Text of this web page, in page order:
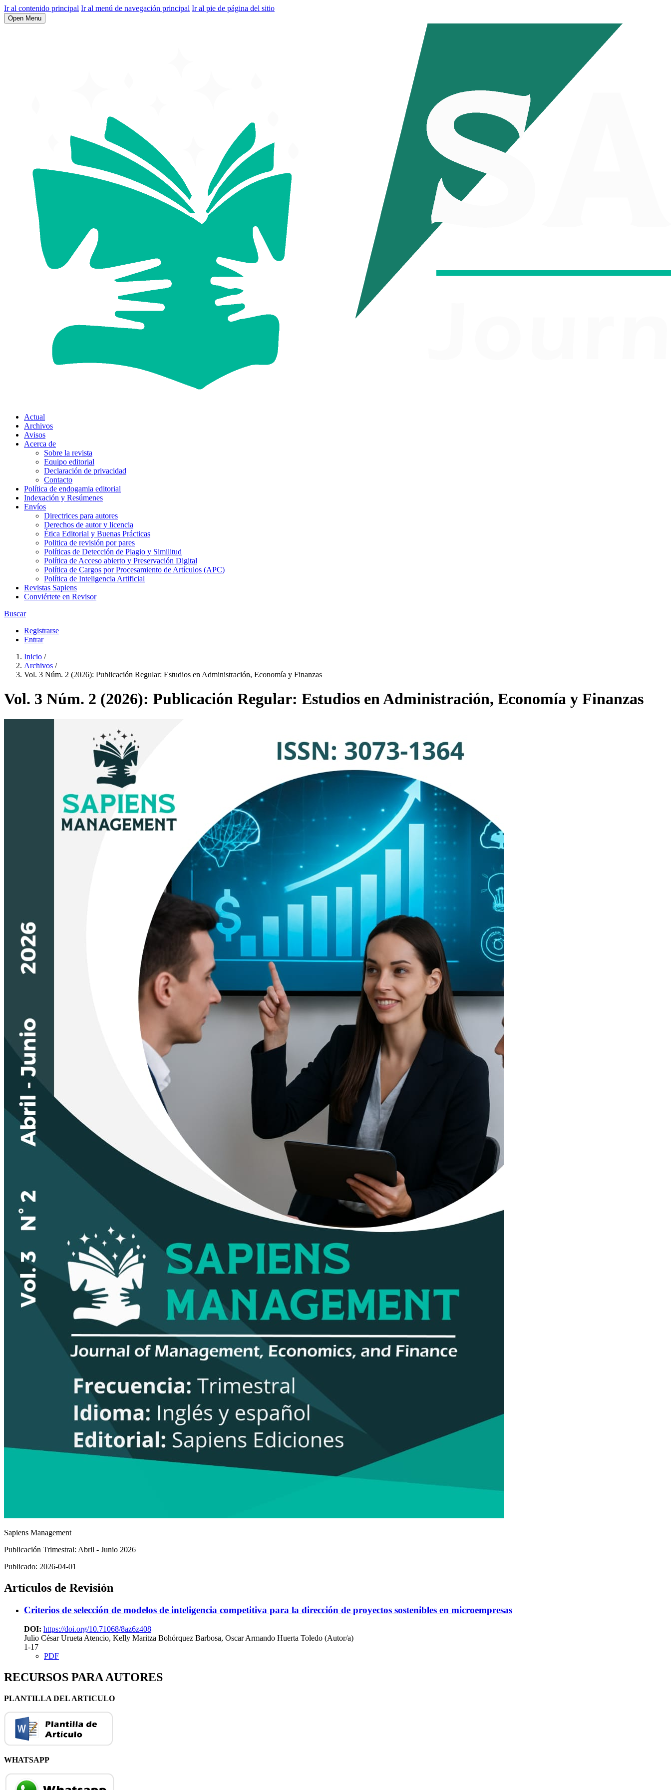
Ir al contenido principal Ir al menú de navegación principal Ir al pie de página del sitio
Open Menu
Actual
Archivos
Avisos
Acerca de
Sobre la revista
Equipo editorial
Declaración de privacidad
Contacto
Política de endogamia editorial
Indexación y Resúmenes
Envíos
Directrices para autores
Derechos de autor y licencia
Ética Editorial y Buenas Prácticas
Politica de revisión por pares
Políticas de Detección de Plagio y Similitud
Política de Acceso abierto y Preservación Digital
Política de Cargos por Procesamiento de Artículos (APC)
Política de Inteligencia Artificial
Revistas Sapiens
Conviértete en Revisor
Buscar
Registrarse
Entrar
Inicio /
Archivos /
Vol. 3 Núm. 2 (2026): Publicación Regular: Estudios en Administración, Economía y Finanzas
Vol. 3 Núm. 2 (2026): Publicación Regular: Estudios en Administración, Economía y Finanzas
Sapiens Management
Publicación Trimestral: Abril - Junio 2026
Publicado: 2026-04-01
Artículos de Revisión
Criterios de selección de modelos de inteligencia competitiva para la dirección de proyectos sostenibles en microempresas
DOI: https://doi.org/10.71068/8az6z408
Julio César Urueta Atencio, Kelly Maritza Bohórquez Barbosa, Oscar Armando Huerta Toledo (Autor/a)
1-17
PDF
RECURSOS PARA AUTORES
PLANTILLA DEL ARTICULO
WHATSAPP